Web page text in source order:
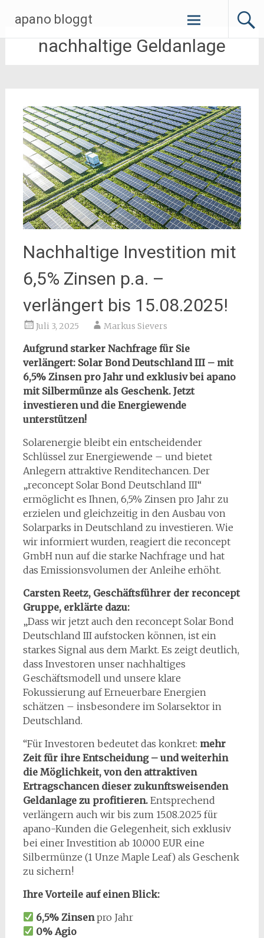
Inhalt
springen
apano bloggt
nachhaltige Geldanlage
Nachhaltige Investition mit
6,5% Zinsen p.a. –
verlängert bis 15.08.2025!
Juli 3, 2025 Markus Sievers
Aufgrund starker Nachfrage für Sie
verlängert: Solar Bond Deutschland III – mit
6,5% Zinsen pro Jahr und exklusiv bei apano
mit Silbermünze als Geschenk. Jetzt
investieren und die Energiewende
unterstützen!
Solarenergie bleibt ein entscheidender
Schlüssel zur Energiewende – und bietet
Anlegern attraktive Renditechancen. Der
„reconcept Solar Bond Deutschland III“
ermöglicht es Ihnen, 6,5% Zinsen pro Jahr zu
erzielen und gleichzeitig in den Ausbau von
Solarparks in Deutschland zu investieren. Wie
wir informiert wurden, reagiert die reconcept
GmbH nun auf die starke Nachfrage und hat
das Emissionsvolumen der Anleihe erhöht.
Carsten Reetz, Geschäftsführer der reconcept
Gruppe, erklärte dazu:
„Dass wir jetzt auch den reconcept Solar Bond
Deutschland III aufstocken können, ist ein
starkes Signal aus dem Markt. Es zeigt deutlich,
dass Investoren unser nachhaltiges
Geschäftsmodell und unsere klare
Fokussierung auf Erneuerbare Energien
schätzen – insbesondere im Solarsektor in
Deutschland.
“Für Investoren bedeutet das konkret: mehr
Zeit für ihre Entscheidung – und weiterhin
die Möglichkeit, von den attraktiven
Ertragschancen dieser zukunftsweisenden
Geldanlage zu profitieren.Entsprechend
verlängern auch wir bis zum 15.08.2025 für
apano-Kunden die Gelegenheit, sich exklusiv
bei einer Investition ab 10.000 EUR eine
Silbermünze (1 Unze Maple Leaf) als Geschenk
zu sichern!
Ihre Vorteile auf einen Blick:
6,5% Zinsenpro Jahr
0% Agio